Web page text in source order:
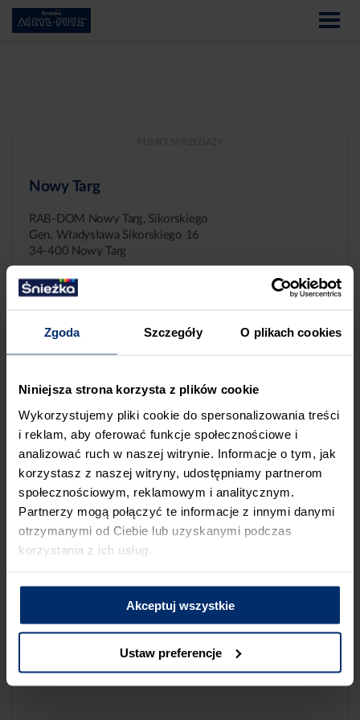
Zgoda Szczegóły O plikach cookies
Niniejsza strona korzysta z plików cookie
Wykorzystujemy pliki cookie do spersonalizowania treści
i reklam, aby oferować funkcje społecznościowe i
analizować ruch w naszej witrynie. Informacje o tym, jak
korzystasz z naszej witryny, udostępniamy partnerom
społecznościowym, reklamowym i analitycznym.
Partnerzy mogą połączyć te informacje z innymi danymi
otrzymanymi od Ciebie lub uzyskanymi podczas
korzystania z ich usług.
Akceptuj wszystkie
Ustaw preferencje
Nowy Targ
RAB-DOM Nowy Targ, Sikorskiego
Gen. Władysława Sikorskiego 16
34-400 Nowy Targ
Jeśli uważasz, że ten sklep nie powinien znaleźć się na liście
sklepów współpracujących z firmą Śnieżka lub zauważyłeś, że
dane które posiadamy są niepoprawne albo nieaktualne,
możesz zgłosić nam ten fakt przez poniższy formularz:
Powód zgłoszenia
Opis zgłoszenia